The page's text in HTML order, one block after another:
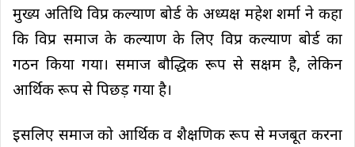
मुख्य अतिथि विप्र कल्याण बोर्ड के अध्यक्ष महेश शर्मा ने कहा
कि विप्र समाज के कल्याण के लिए विप्र कल्याण बोर्ड का
गठन किया गया। समाज बौद्धिक रूप से सक्षम है, लेकिन
आर्थिक रूप से पिछड़ गया है।
इसलिए समाज को आर्थिक व शैक्षणिक रूप से मजबूत करना